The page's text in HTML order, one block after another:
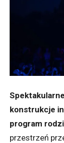
konstrukcje
program
przestrzeń